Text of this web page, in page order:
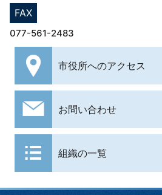
FAX
077-561-2483
市役所へのアクセス
お問い合わせ
組織の一覧